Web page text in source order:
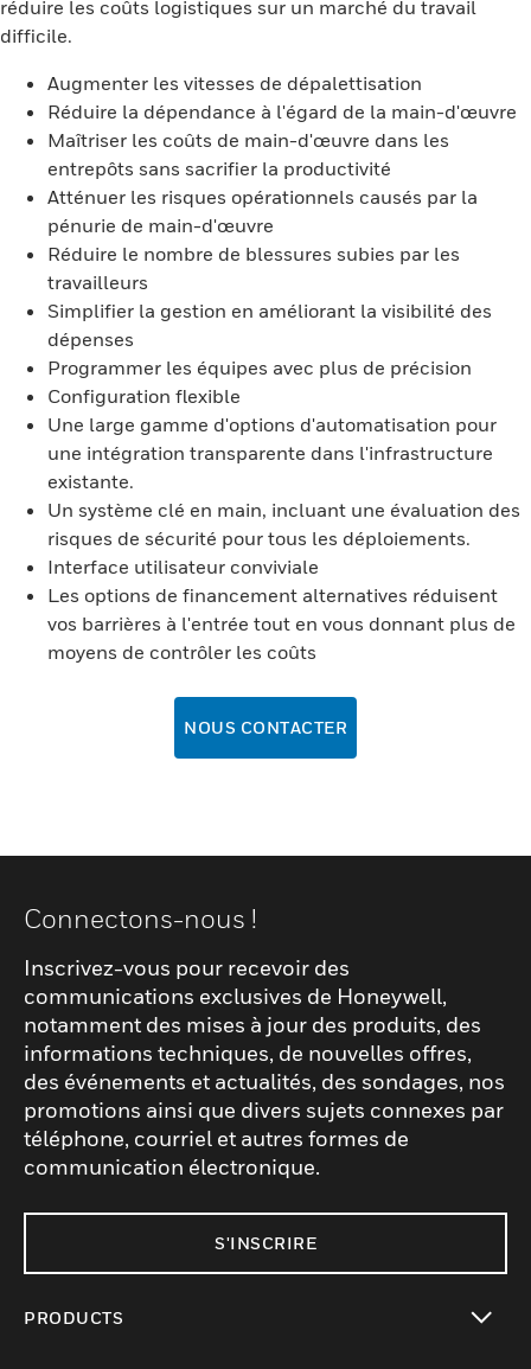
réduire les coûts logistiques sur un marché du travail
difficile.
Augmenter les vitesses de dépalettisation
Réduire la dépendance à l'égard de la main-d'œuvre
Maîtriser les coûts de main-d'œuvre dans les
entrepôts sans sacrifier la productivité
Atténuer les risques opérationnels causés par la
pénurie de main-d'œuvre
Réduire le nombre de blessures subies par les
travailleurs
Simplifier la gestion en améliorant la visibilité des
dépenses
Programmer les équipes avec plus de précision
Configuration flexible
Une large gamme d'options d'automatisation pour
une intégration transparente dans l'infrastructure
existante.
Un système clé en main, incluant une évaluation des
risques de sécurité pour tous les déploiements.
Interface utilisateur conviviale
Les options de financement alternatives réduisent
vos barrières à l'entrée tout en vous donnant plus de
moyens de contrôler les coûts
NOUS CONTACTER
Connectons-nous !
Inscrivez-vous pour recevoir des
communications exclusives de Honeywell,
notamment des mises à jour des produits, des
informations techniques, de nouvelles offres,
des événements et actualités, des sondages, nos
promotions ainsi que divers sujets connexes par
téléphone, courriel et autres formes de
communication électronique.
S'INSCRIRE
PRODUCTS